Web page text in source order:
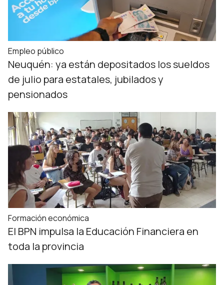
Empleo público
Neuquén: ya están depositados los sueldos
de julio para estatales, jubilados y
pensionados
Formación económica
El BPN impulsa la Educación Financiera en
toda la provincia